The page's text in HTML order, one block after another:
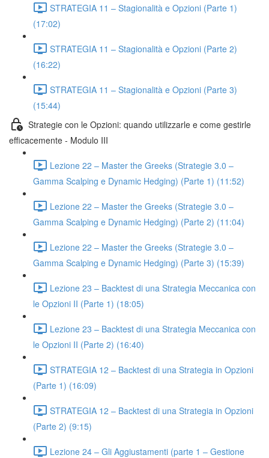
STRATEGIA 11 – Stagionalità e Opzioni (Parte 1)
(17:02)
STRATEGIA 11 – Stagionalità e Opzioni (Parte 2)
(16:22)
STRATEGIA 11 – Stagionalità e Opzioni (Parte 3)
(15:44)
Strategie con le Opzioni: quando utilizzarle e come gestirle
efficacemente - Modulo III
Lezione 22 – Master the Greeks (Strategie 3.0 –
Gamma Scalping e Dynamic Hedging) (Parte 1) (11:52)
Lezione 22 – Master the Greeks (Strategie 3.0 –
Gamma Scalping e Dynamic Hedging) (Parte 2) (11:04)
Lezione 22 – Master the Greeks (Strategie 3.0 –
Gamma Scalping e Dynamic Hedging) (Parte 3) (15:39)
Lezione 23 – Backtest di una Strategia Meccanica con
le Opzioni II (Parte 1) (18:05)
Lezione 23 – Backtest di una Strategia Meccanica con
le Opzioni II (Parte 2) (16:40)
STRATEGIA 12 – Backtest di una Strategia in Opzioni
(Parte 1) (16:09)
STRATEGIA 12 – Backtest di una Strategia in Opzioni
(Parte 2) (9:15)
Lezione 24 – Gli Aggiustamenti (parte 1 – Gestione